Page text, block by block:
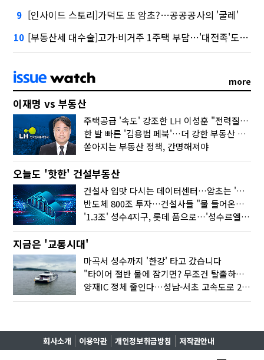
9 [인사이드 스토리]가덕도 또 암초?…공공공사의 '굴레'
10 [부동산세 대수술]고가·비거주 1주택 부담…'대전족'도 불똥
more
이재명 vs 부동산
주택공급 '속도' 강조한 LH 이성훈 "전력질주해야"
한 발 빠른 '김용범 페북'…더 강한 부동산 규제 나오나
쏟아지는 부동산 정책, 간명해져야
오늘도 '핫한' 건설부동산
건설사 입맛 다시는 데이터센터…암초는 '주민 반대'
반도체 800조 투자…건설사들 "물 들어온다!"
'1.3조' 성수4지구, 롯데 품으로…'성수르엘 S70' 거듭
지금은 '교통시대'
마곡서 성수까지 '한강' 타고 갔습니다
"타이어 절반 물에 잠기면? 무조건 탈출하세요"
양재IC 정체 줄인다…성남-서초 고속도로 2029년 착공
회사소개 이용약관 개인정보취급방침 저작권안내